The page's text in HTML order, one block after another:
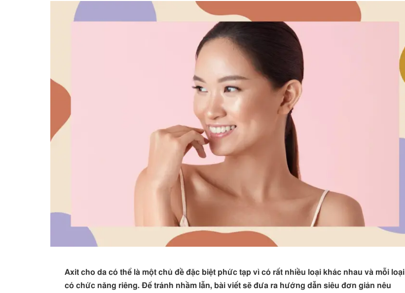
Axit cho da có thể là một chủ đề đặc biệt phức tạp vì có rất nhiều loại khác nhau và mỗi loại
có chức năng riêng. Để tránh nhầm lẫn, bài viết sẽ đưa ra hướng dẫn siêu đơn giản nêu